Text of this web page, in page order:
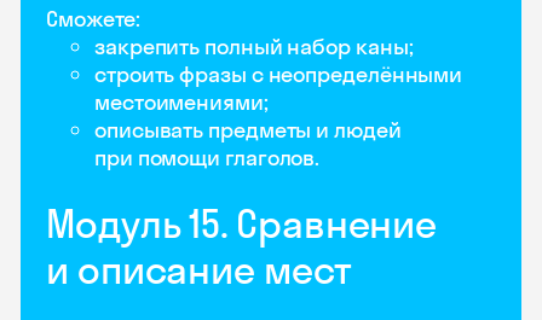
Сможете:
закрепить полный набор каны;
строить фразы с неопределёнными
местоимениями;
описывать предметы и людей
при помощи глаголов.
Модуль 15. Сравнение
и описание мест